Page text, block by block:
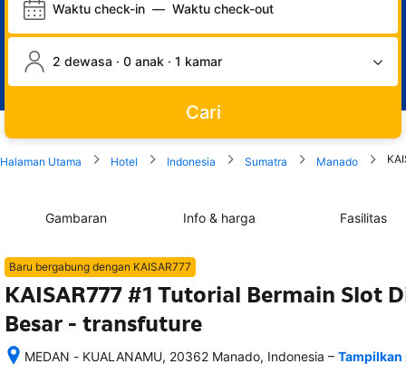
Waktu check-in — Waktu check-out
2 dewasa · 0 anak · 1 kamar
Cari
Halaman Utama Hotel Indonesia Sumatra Manado
Gambaran Info & harga Fasilitas
Baru bergabung dengan KAISAR777
KAISAR777 #1 Tutorial Bermain Slot
Besar - transfuture
MEDAN - KUALANAMU, 20362 Manado, Indonesia – Tampilkan